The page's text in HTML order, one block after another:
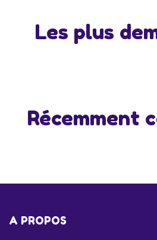
Les plus
Récemment
A PROPOS